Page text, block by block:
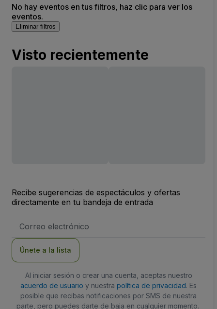
No hay eventos en tus filtros, haz clic para ver los
eventos.
Eliminar filtros
Visto recientemente
Recibe sugerencias de espectáculos y ofertas
directamente en tu bandeja de entrada
de
Únete a la lista
Al iniciar sesión o crear una cuenta, aceptas nuestro
acuerdo de usuario y nuestra política de privacidad. Es
posible que recibas notificaciones por SMS de nuestra
parte, pero puedes darte de baja en cualquier momento.